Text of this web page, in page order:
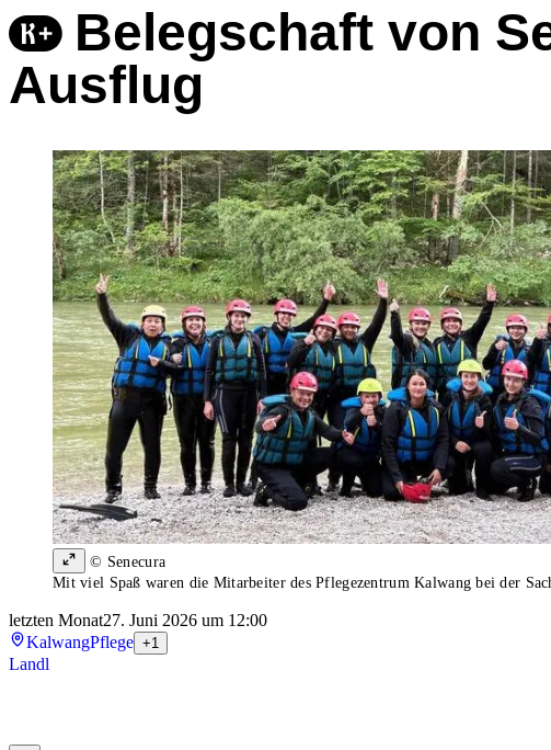
Belegschaft von
Ausflug
© Senecura
Mit viel Spaß waren die Mitarbeiter des Pflegezentrum Kalwang bei der
letzten Monat27. Juni 2026 um 12:00
KalwangPflege +1
Landl